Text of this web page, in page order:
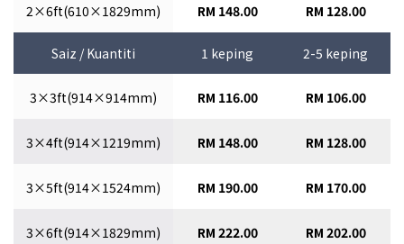
2×6ft(610×1829mm) RM 148.00 RM 128.00
Saiz / Kuantiti 1 keping 2-5 keping
3×3ft(914×914mm) RM 116.00 RM 106.00
3×4ft(914×1219mm) RM 148.00 RM 128.00
3×5ft(914×1524mm) RM 190.00 RM 170.00
3×6ft(914×1829mm) RM 222.00 RM 202.00